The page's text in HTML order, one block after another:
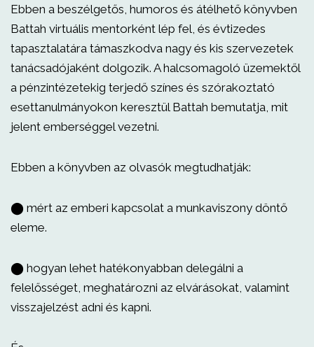
Ebben a beszélgetős, humoros és átélhető könyvben
Battah virtuális mentorként lép fel, és évtizedes
tapasztalatára támaszkodva nagy és kis szervezetek
tanácsadójaként dolgozik. A halcsomagoló üzemektől
a pénzintézetekig terjedő színes és szórakoztató
esettanulmányokon keresztül Battah bemutatja, mit
jelent emberséggel vezetni.
Ebben a könyvben az olvasók megtudhatják:
⬤ mért az emberi kapcsolat a munkaviszony döntő
eleme.
⬤ hogyan lehet hatékonyabban delegálni a
felelősséget, meghatározni az elvárásokat, valamint
visszajelzést adni és kapni.